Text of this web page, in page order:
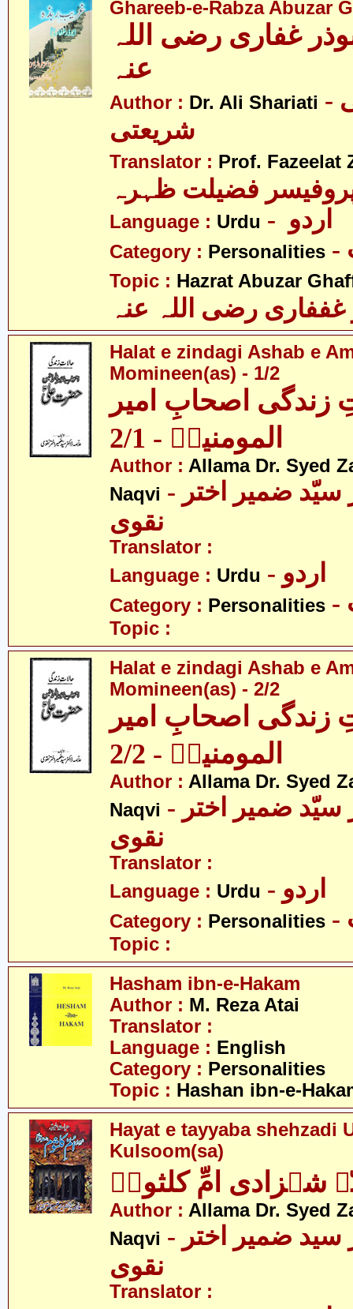
Ghareeb-e-Rabza Abuzar
غفاری رضی اللہ
عنہ
Author : Dr. Ali Shariati - ڈاکٹر علی
شریعتی
Translator : Prof. Fazeelat
فضیلت ظہرہ
Language : Urdu
Category : Personalities
Topic : Hazrat Abuzar
رضی اللہ عنہ
Halat e zindagi Ashab e
Momineen(as) - 1/2
زندگی اصحابِ امیر
المومنینؑ - 2/1
Author : Allama Dr. Syed
Naqvi - علامہ ڈاکٹر سیّد ضمیر اختر
نقوی
Translator :
Language : Urdu - اردو
Category : Personalities
Topic :
Halat e zindagi Ashab e
Momineen(as) - 2/2
زندگی اصحابِ امیر
المومنینؑ - 2/2
Author : Allama Dr. Syed
Naqvi - علامہ ڈاکٹر سیّد ضمیر اختر
نقوی
Translator :
Language : Urdu - اردو
Category : Personalities
Topic :
Hasham ibn-e-Hakam
Author : M. Reza Atai
Translator :
Language : English
Category : Personalities
Topic : Hashan ibn-e-
Hayat e tayyaba shehzadi
Kulsoom(sa)
شہزادی امِّ کلثومؑ
Author : Allama Dr. Syed
Naqvi - علامہ ڈاکٹر سید ضمیر اختر
نقوی
Translator :